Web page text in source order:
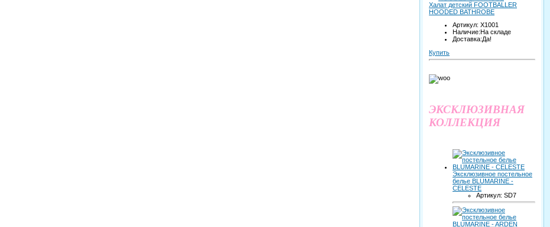
Халат детский FOOTBALLER
HOODED BATHROBE
Артикул: X1001
Наличие:На складе
Доставка:Да!
Купить
ЭКСКЛЮЗИВНАЯ
КОЛЛЕКЦИЯ
Эксклюзивное постельное
белье BLUMARINE -
CELESTE
Артикул: SD7